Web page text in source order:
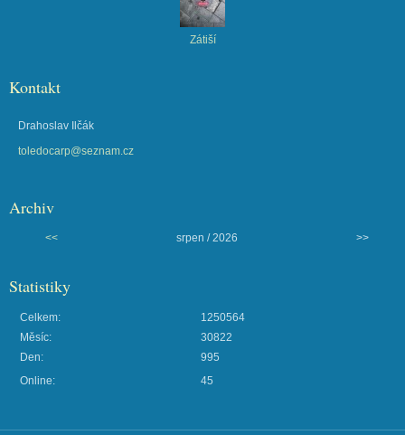
Zátiší
Kontakt
Drahoslav Ilčák
toledocarp@seznam.cz
Archiv
<< srpen / 2026 >>
Statistiky
Online: 45
Celkem:
1250564
Měsíc:
30822
Den:
995